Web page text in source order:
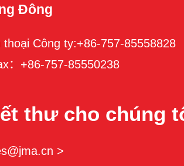
Đông
thoại Công ty:+86-757-85558828
：+86-757-85550238
thư cho chúng
>